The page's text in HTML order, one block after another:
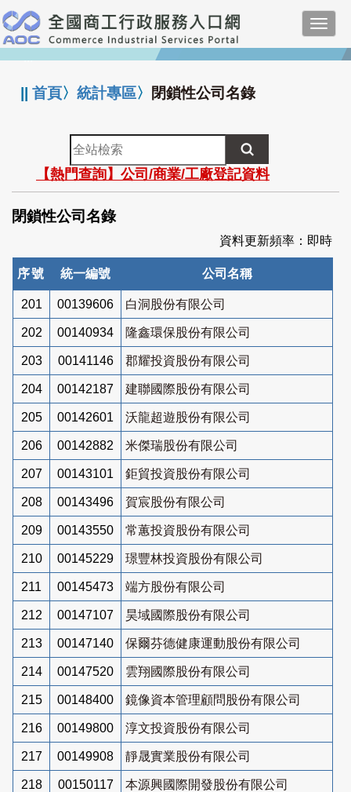
跳
到
主
要
:::
||首頁〉統計專區〉 閉鎖性公司名錄
全
站
檢
索
【熱門查詢】公司/商業/工廠登記資料
閉鎖性公司名錄
資料更新頻率：即時
序號 統一編號 公司名稱
201 00139606 白洞股份有限公司
202 00140934 隆鑫環保股份有限公司
203 00141146 郡耀投資股份有限公司
204 00142187 建聯國際股份有限公司
205 00142601 沃龍超遊股份有限公司
206 00142882 米傑瑞股份有限公司
207 00143101 鉅貿投資股份有限公司
208 00143496 賀宸股份有限公司
209 00143550 常蕙投資股份有限公司
210 00145229 璟豐林投資股份有限公司
211 00145473 端方股份有限公司
212 00147107 昊域國際股份有限公司
213 00147140 保爾芬德健康運動股份有限公司
214 00147520 雲翔國際股份有限公司
215 00148400 鏡像資本管理顧問股份有限公司
216 00149800 淳文投資股份有限公司
217 00149908 靜晟實業股份有限公司
218 00150117 本源興國際開發股份有限公司